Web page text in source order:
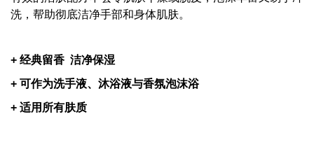
洗，帮助彻底洁净手部和身体肌肤。
+ 经典留香 洁净保湿
+ 可作为洗手液、沐浴液与香氛泡沫浴
+ 适用所有肤质